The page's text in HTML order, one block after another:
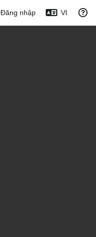
Đăng nhập VI